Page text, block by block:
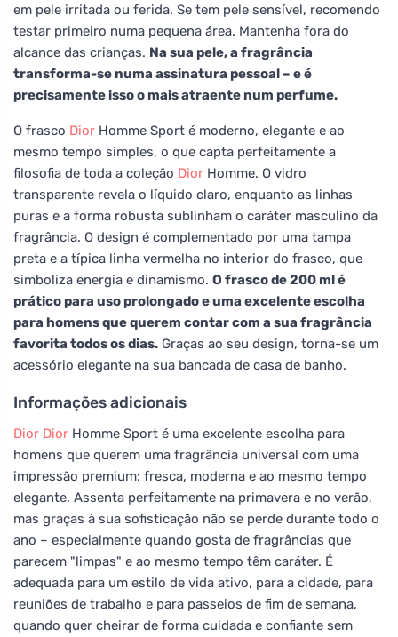
em pele irritada ou ferida. Se tem pele sensível, recomendo
testar primeiro numa pequena área. Mantenha fora do
alcance das crianças. Na sua pele, a fragrância
transforma-se numa assinatura pessoal – e é
precisamente isso o mais atraente num perfume.
O frasco Dior Homme Sport é moderno, elegante e ao
mesmo tempo simples, o que capta perfeitamente a
filosofia de toda a coleção Dior Homme. O vidro
transparente revela o líquido claro, enquanto as linhas
puras e a forma robusta sublinham o caráter masculino da
fragrância. O design é complementado por uma tampa
preta e a típica linha vermelha no interior do frasco, que
simboliza energia e dinamismo. O frasco de 200 ml é
prático para uso prolongado e uma excelente escolha
para homens que querem contar com a sua fragrância
favorita todos os dias. Graças ao seu design, torna-se um
acessório elegante na sua bancada de casa de banho.
Informações adicionais
Dior Dior Homme Sport é uma excelente escolha para
homens que querem uma fragrância universal com uma
impressão premium: fresca, moderna e ao mesmo tempo
elegante. Assenta perfeitamente na primavera e no verão,
mas graças à sua sofisticação não se perde durante todo o
ano – especialmente quando gosta de fragrâncias que
parecem "limpas" e ao mesmo tempo têm caráter. É
adequada para um estilo de vida ativo, para a cidade, para
reuniões de trabalho e para passeios de fim de semana,
quando quer cheirar de forma cuidada e confiante sem